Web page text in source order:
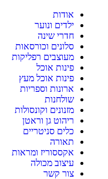
אודות
ילדים ונוער
חדרי שינה
סלונים וכורסאות
מעוצבים רפליקות
פינות אוכל
פינות אוכל מעץ
ארונות וספריות
שולחנות
מזנונים וקונסולות
ריהוט גן וראטן
כלים סניטריים
תאורה
אקססוריז ומראות
עיצוב מכולה
צור קשר